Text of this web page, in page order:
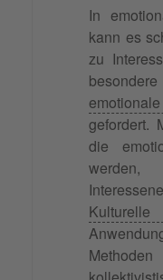
In
kann es
zu
gefordert.
die
Kulturelle